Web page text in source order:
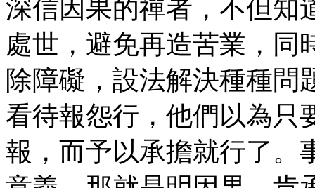
深信因果的禪者，不但知
處世，避免再造苦業，同
除障礙，設法解決種種
看待報怨行，他們以為只
報，而予以承擔就行了。